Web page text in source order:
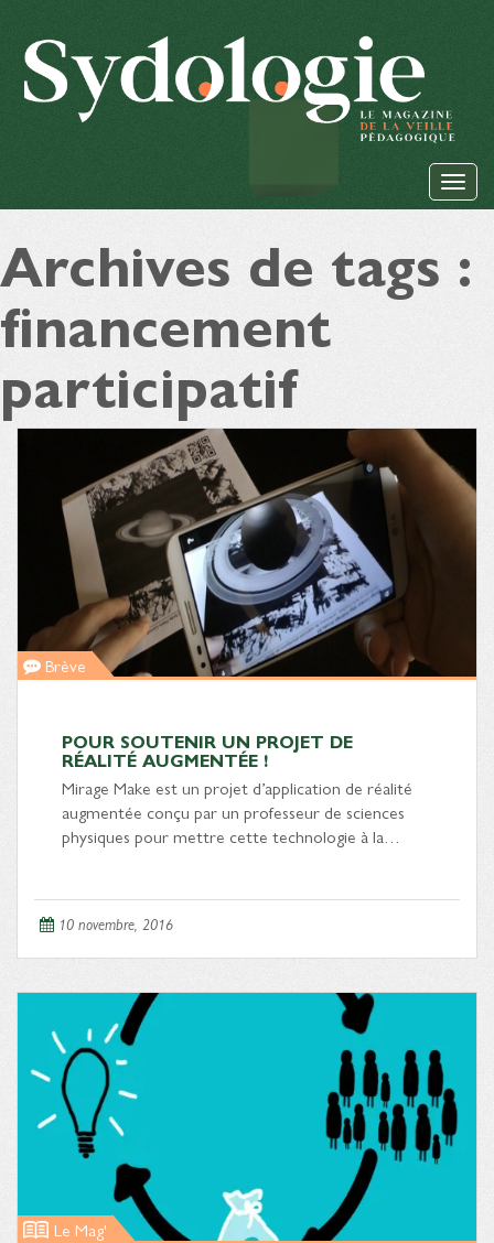
Archives de tags :
financement
participatif
Brève
POUR SOUTENIR UN PROJET DE
RÉALITÉ AUGMENTÉE !
Mirage Make est un projet d’application de réalité
augmentée conçu par un professeur de sciences
physiques pour mettre cette technologie à la…
10 novembre, 2016
Le Mag'